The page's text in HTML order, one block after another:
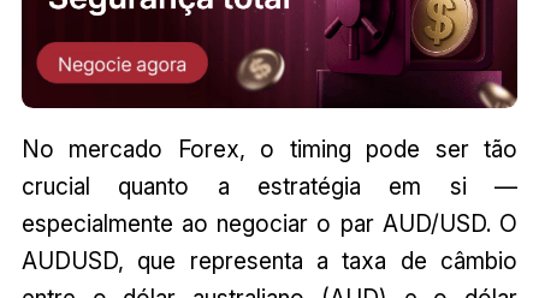
No mercado Forex, o timing pode ser tão
crucial quanto a estratégia em si —
especialmente ao negociar o par AUD/USD. O
AUDUSD, que representa a taxa de câmbio